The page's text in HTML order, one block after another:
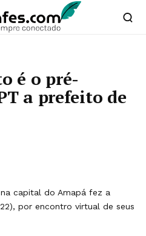
é o pré-
a prefeito de
capital do Amapá fez a
por encontro virtual de seus